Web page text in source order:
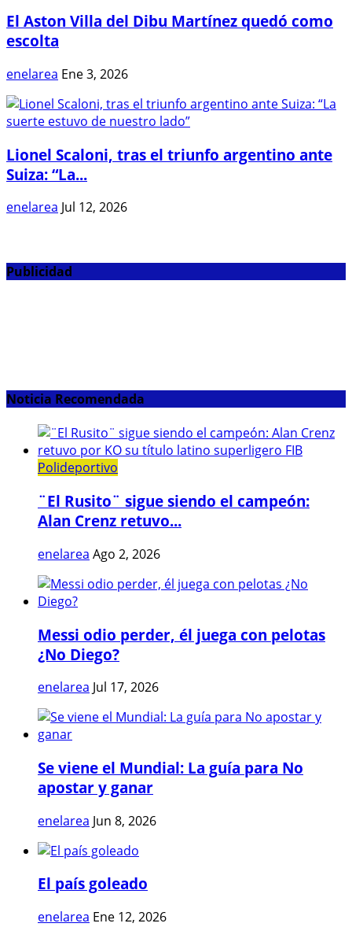
El Aston Villa del Dibu Martínez quedó como
escolta
enelarea Ene 3, 2026
Lionel Scaloni, tras el triunfo argentino ante
Suiza: “La...
enelarea Jul 12, 2026
Publicidad
Noticia Recomendada
Polideportivo
¨El Rusito¨ sigue siendo el campeón:
Alan Crenz retuvo...
enelarea Ago 2, 2026
Messi odio perder, él juega con pelotas
¿No Diego?
enelarea Jul 17, 2026
Se viene el Mundial: La guía para No
apostar y ganar
enelarea Jun 8, 2026
El país goleado
enelarea Ene 12, 2026